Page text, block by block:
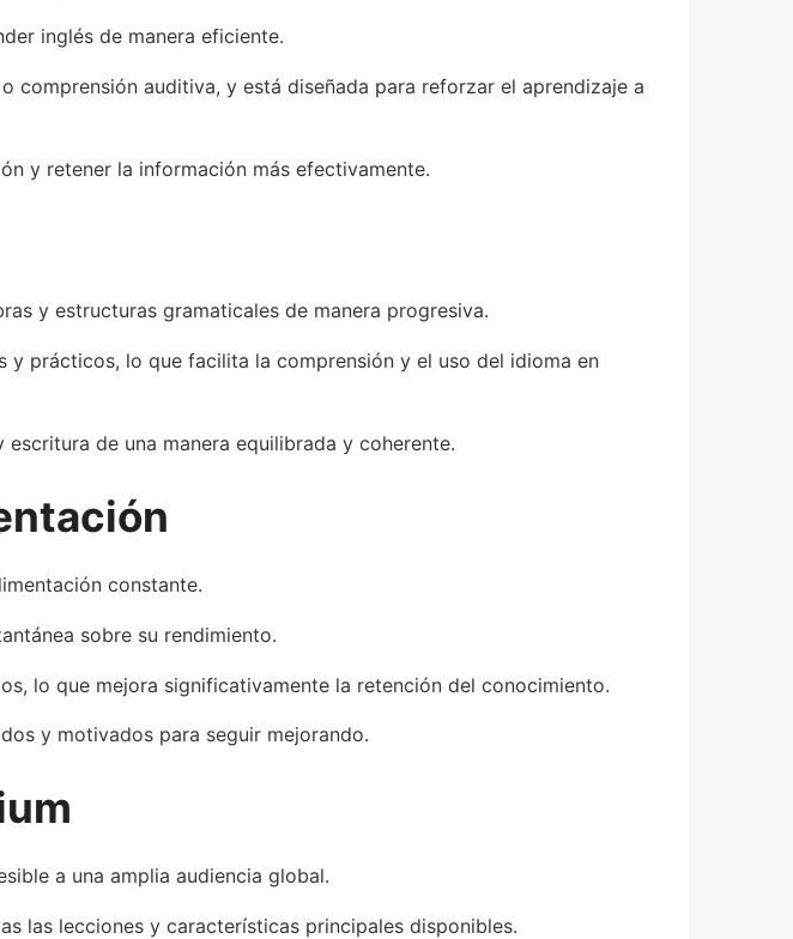
inglés de manera eficiente.
auditiva, y está diseñada para reforzar el aprendizaje a
y retener la información más efectivamente.
y estructuras gramaticales de manera progresiva.
y prácticos, lo que facilita la comprensión y el uso del idioma en
de una manera equilibrada y coherente.
constante.
sobre su rendimiento.
lo que mejora significativamente la retención del conocimiento.
y motivados para seguir mejorando.
a una amplia audiencia global.
las lecciones y características principales disponibles.